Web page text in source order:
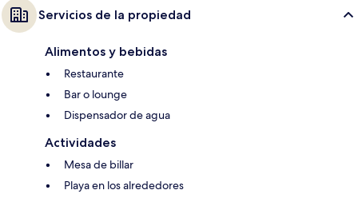
Servicios de la propiedad
Alimentos y bebidas
Restaurante
Bar o lounge
Dispensador de agua
Actividades
Mesa de billar
Playa en los alrededores